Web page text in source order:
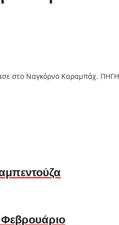
στο Ναγκόρνο Καραμπάχ. ΠΗΓΗ
Φεβρουάριο